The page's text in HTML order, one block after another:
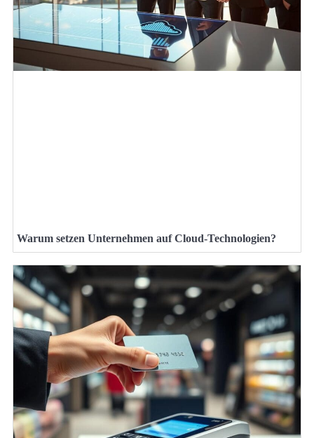
Warum setzen Unternehmen auf Cloud-Technologien?